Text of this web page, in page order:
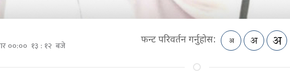
००:०० १३ : १२ बजे फन्ट परिवर्तन गर्नुहोस: